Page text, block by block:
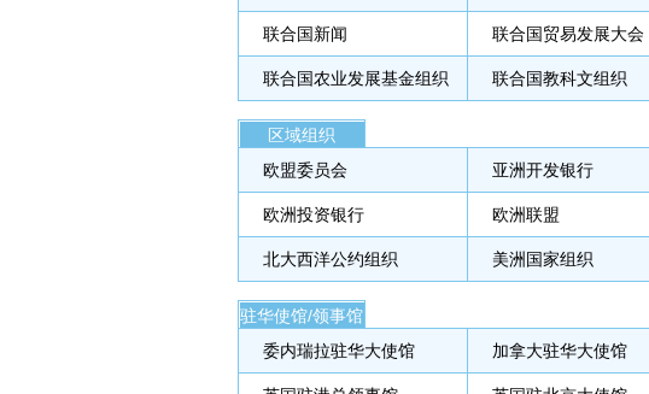
联合国新闻 联合国贸易发展大会
联合国农业发展基金组织 联合国教科文组织
区域组织
欧盟委员会
亚洲开发银行
欧洲投资银行 欧洲联盟
北大西洋公约组织 美洲国家组织
驻华使馆/领事馆
委内瑞拉驻华大使馆
加拿大驻华大使馆